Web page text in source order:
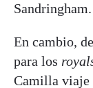
Sandringham.
En cambio,
para los
Camilla viaje